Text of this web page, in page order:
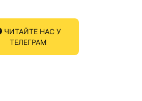
ЧИТАЙТЕ НАС У
ТЕЛЕГРАМ